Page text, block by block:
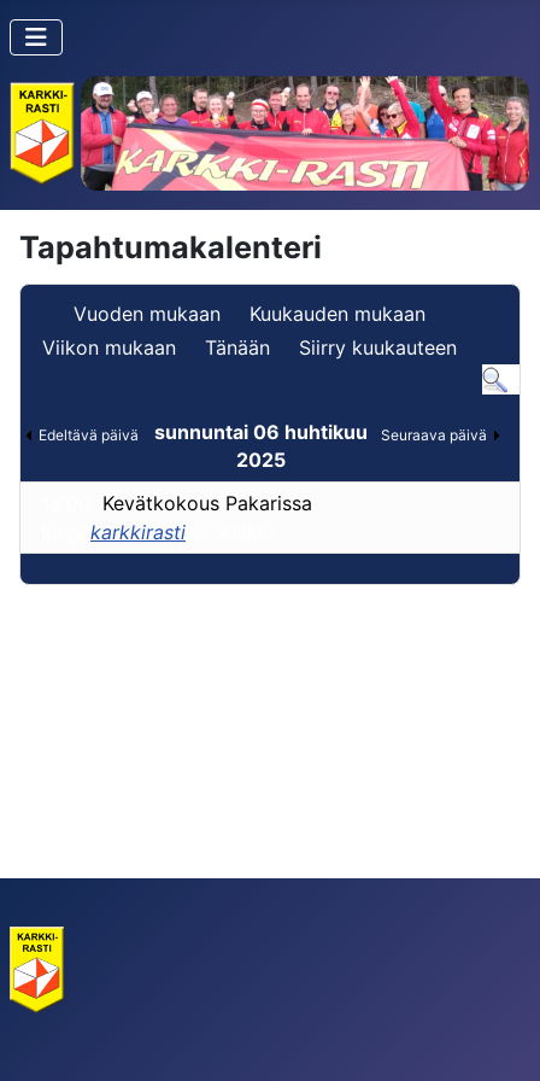
Tapahtumakalenteri
Vuoden mukaan
Kuukauden mukaan
Viikon mukaan
Tänään Siirry kuukauteen
Edeltävä päivä
sunnuntai 06 huhtikuu
2025
Seuraava päivä
Kevätkokous Pakarissa
karkkirasti